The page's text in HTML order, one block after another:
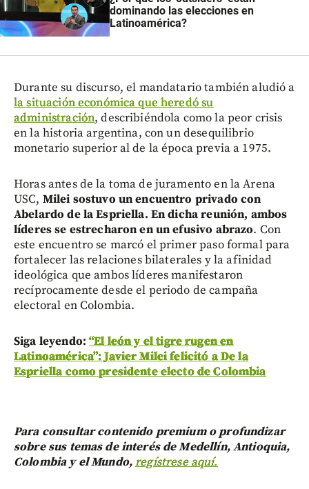
dominando las elecciones en
Latinoamérica?
Durante su discurso, el mandatario también aludió a
la situación económica que heredó su
administración, describiéndola como la peor crisis
en la historia argentina, con un desequilibrio
monetario superior al de la época previa a 1975.
Horas antes de la toma de juramento en la Arena
USC, Milei sostuvo un encuentro privado con
Abelardo de la Espriella. En dicha reunión, ambos
líderes se estrecharon en un efusivo abrazo. Con
este encuentro se marcó el primer paso formal para
fortalecer las relaciones bilaterales y la afinidad
ideológica que ambos líderes manifestaron
recíprocamente desde el periodo de campaña
electoral en Colombia.
Siga leyendo:“El león y el tigre rugen en
Latinoamérica”: Javier Milei felicitó a De la
Espriella como presidente electo de Colombia
Para consultar contenido premium o profundizar
sobre sus temas de interés de Medellín, Antioquia,
Colombia y el Mundo,regístrese aquí.